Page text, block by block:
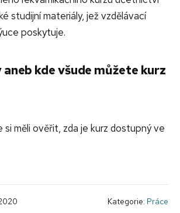
studijní materiály, jež vzdělávací
poskytuje.
kde všude můžete kurz
si měli ověřit, zda je kurz dostupný ve
Kategorie: Práce